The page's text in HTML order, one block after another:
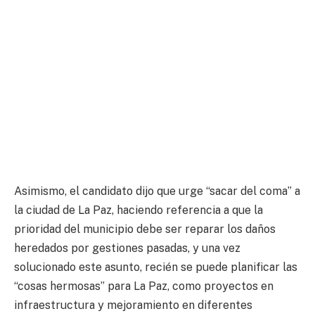
Asimismo, el candidato dijo que urge “sacar del coma” a
la ciudad de La Paz, haciendo referencia a que la
prioridad del municipio debe ser reparar los daños
heredados por gestiones pasadas, y una vez
solucionado este asunto, recién se puede planificar las
“cosas hermosas” para La Paz, como proyectos en
infraestructura y mejoramiento en diferentes